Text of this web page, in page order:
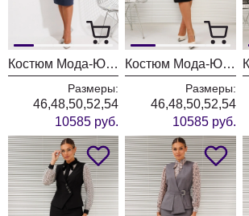
Костюм Мода-Юрс 26-2766 пыльно-синий
Размеры:
46,48,50,52,54
10585 руб.
Костюм Мода-Юрс 26-2766 черный + мелкий горох
Размеры:
46,48,50,52,54
10585 руб.